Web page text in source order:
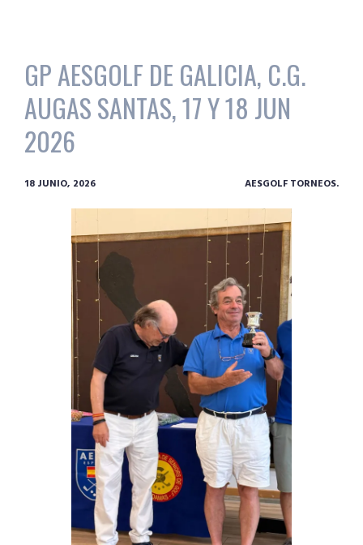
GP AESGOLF DE GALICIA, C.G.
AUGAS SANTAS, 17 Y 18 JUN
2026
18 JUNIO, 2026 AESGOLF TORNEOS.